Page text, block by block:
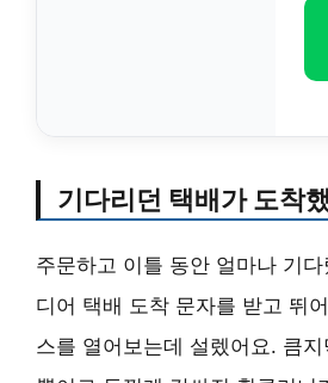
기다리던 택배가 도착
주문하고 이틀 동안 얼마나 기
디어 택배 도착 문자를 받고 뛰
스를 열어보는데 설렜어요. 큼